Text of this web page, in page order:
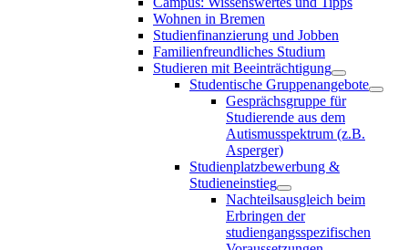
Wohnen in Bremen
Studienfinanzierung und Jobben
Familienfreundliches Studium
Studieren mit Beeinträchtigung
Studentische Gruppenangebote
Gesprächsgruppe für
Studierende aus dem
Autismusspektrum (z.B.
Asperger)
Studienplatzbewerbung &
Studieneinstieg
Nachteilsausgleich beim
Erbringen der
studiengangsspezifischen